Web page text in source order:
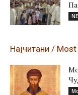
Најчитани / Most